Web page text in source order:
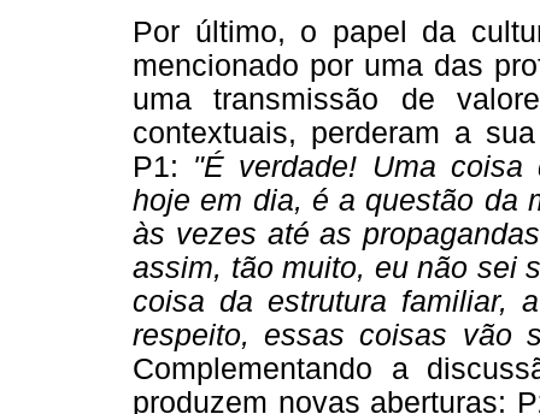
Por último, o papel da
mencionado por uma das
uma transmissão de
contextuais, perderam a
P1: "É verdade! Uma
hoje em dia, é a questão da
às vezes até as
assim, tão muito, eu não sei
coisa da estrutura familiar,
respeito, essas coisas vão
Complementando a
produzem novas aberturas: